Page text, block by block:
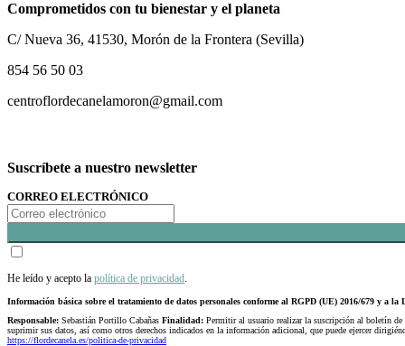
Comprometidos con tu bienestar y el planeta
C/ Nueva 36, 41530, Morón de la Frontera (Sevilla)
854 56 50 03
centroflordecanelamoron@gmail.com
Suscríbete a nuestro newsletter
CORREO ELECTRÓNICO
He leído y acepto la política de privacidad
Información básica sobre el tratamiento de datos personales conforme al RGPD (UE) 2016/679 y a la
Responsable: Sebastián Portillo Cabañas Finalidad: Permitir al usuario realizar la suscripción al boletín
suprimir sus datos, así como otros derechos indicados en la información adicional, que puede ejercer
https://flordecanela.es/politica-de-privacidad